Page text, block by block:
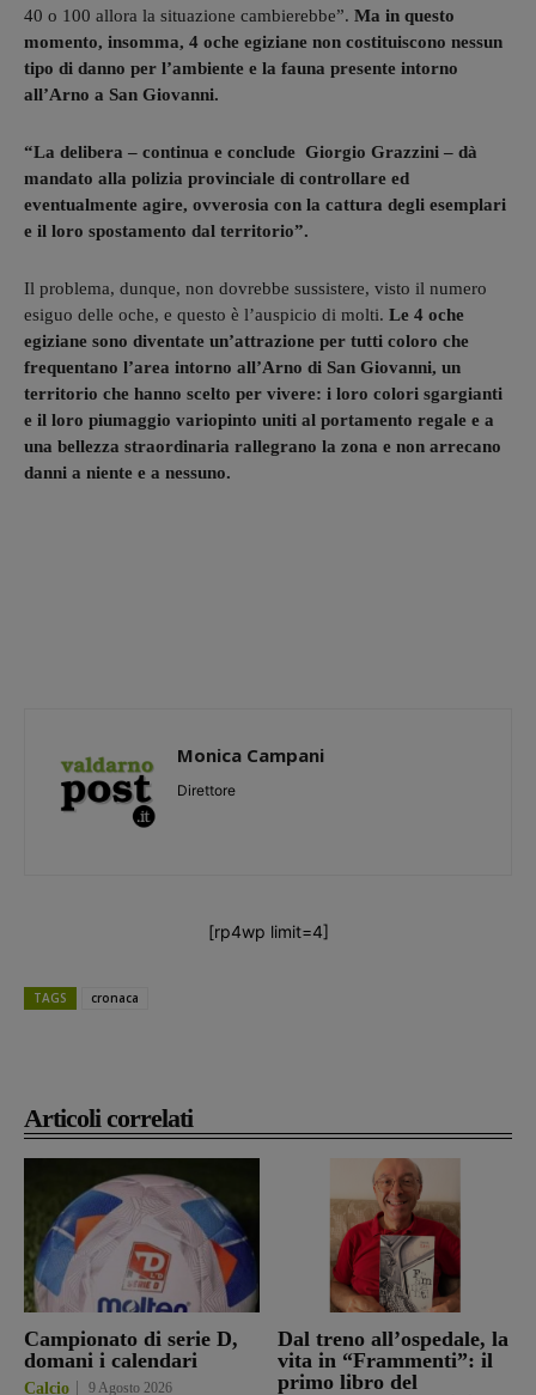
Articoli correlati
Campionato di serie D,
domani i calendari
Calcio 9 Agosto 2026
Dal treno all’ospedale, la
vita in “Frammenti”: il
primo libro del
Karin Huphof, appassionata di fotografia, natura e ambiente.
Karin Huphof, appassionata di fotografia, natura e ambiente.
Karin Huphof, appassionata di fotografia, natura e ambiente.
40 o 100 allora la situazione cambierebbe”. Ma in questo
momento, insomma, 4 oche egiziane non costituiscono nessun
tipo di danno per l’ambiente e la fauna presente intorno
all’Arno a San Giovanni.
“La delibera – continua e conclude Giorgio Grazzini – dà
mandato alla polizia provinciale di controllare ed
eventualmente agire, ovverosia con la cattura degli esemplari
e il loro spostamento dal territorio”.
Il problema, dunque, non dovrebbe sussistere, visto il numero
esiguo delle oche, e questo è l’auspicio di molti. Le 4 oche
egiziane sono diventate un’attrazione per tutti coloro che
frequentano l’area intorno all’Arno di San Giovanni, un
territorio che hanno scelto per vivere: i loro colori sgargianti
e il loro piumaggio variopinto uniti al portamento regale e a
una bellezza straordinaria rallegrano la zona e non arrecano
danni a niente e a nessuno.
Monica Campani
Direttore
[rp4wp limit=4]
TAGS cronaca